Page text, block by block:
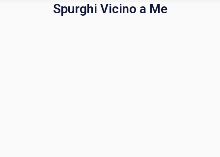
Spurghi Vicino a Me